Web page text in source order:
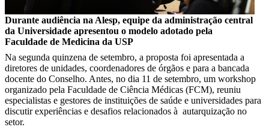
Durante audiência na Alesp, equipe da administração central
da Universidade apresentou o modelo adotado pela
Faculdade de Medicina da USP
Na segunda quinzena de setembro, a proposta foi apresentada a
diretores de unidades, coordenadores de órgãos e para a bancada
docente do Conselho. Antes, no dia 11 de setembro, um workshop
organizado pela Faculdade de Ciência Médicas (FCM), reuniu
especialistas e gestores de instituições de saúde e universidades para
discutir experiências e desafios relacionados à autarquização no
setor.